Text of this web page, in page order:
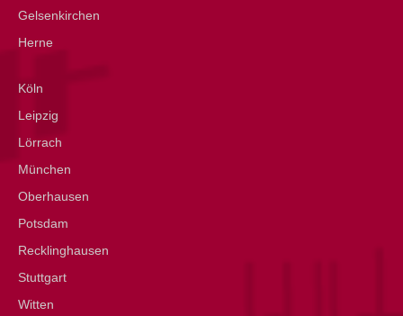
Gelsenkirchen
Herne
Köln
Leipzig
Lörrach
München
Oberhausen
Potsdam
Recklinghausen
Stuttgart
Witten